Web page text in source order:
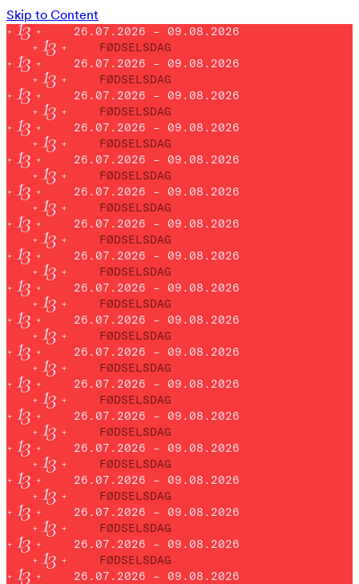
Skip to Content
26.07.2026 – 09.08.2026
FØDSELSDAG
26.07.2026 – 09.08.2026
FØDSELSDAG
26.07.2026 – 09.08.2026
FØDSELSDAG
26.07.2026 – 09.08.2026
FØDSELSDAG
26.07.2026 – 09.08.2026
FØDSELSDAG
26.07.2026 – 09.08.2026
FØDSELSDAG
26.07.2026 – 09.08.2026
FØDSELSDAG
26.07.2026 – 09.08.2026
FØDSELSDAG
26.07.2026 – 09.08.2026
FØDSELSDAG
26.07.2026 – 09.08.2026
FØDSELSDAG
26.07.2026 – 09.08.2026
FØDSELSDAG
26.07.2026 – 09.08.2026
FØDSELSDAG
26.07.2026 – 09.08.2026
FØDSELSDAG
26.07.2026 – 09.08.2026
FØDSELSDAG
26.07.2026 – 09.08.2026
FØDSELSDAG
26.07.2026 – 09.08.2026
FØDSELSDAG
26.07.2026 – 09.08.2026
FØDSELSDAG
26.07.2026 – 09.08.2026